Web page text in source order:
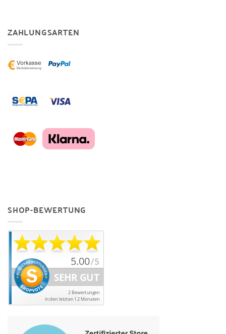
ZAHLUNGSARTEN
SHOP-BEWERTUNG